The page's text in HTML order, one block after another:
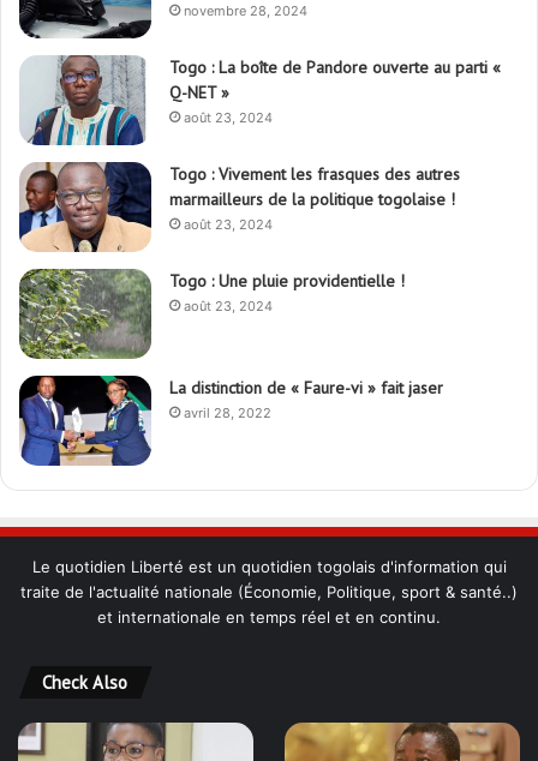
novembre 28, 2024
Togo : La boîte de Pandore ouverte au parti «
Q-NET »
août 23, 2024
Togo : Vivement les frasques des autres
marmailleurs de la politique togolaise !
août 23, 2024
Togo : Une pluie providentielle !
août 23, 2024
La distinction de « Faure-vi » fait jaser
avril 28, 2022
Le quotidien Liberté est un quotidien togolais d'information qui
traite de l'actualité nationale (Économie, Politique, sport & santé..)
et internationale en temps réel et en continu.
Check Also